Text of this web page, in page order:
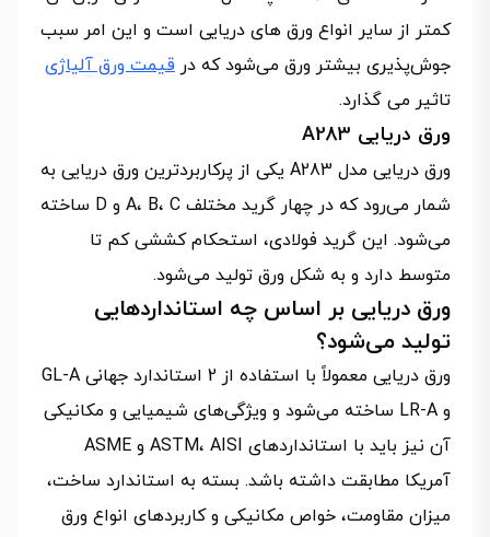
کمتر از سایر انواع ورق های دریایی است و این امر سبب
جوش‌پذیری بیشتر ورق می‌شود که در قیمت ورق آلیاژی
تاثیر می گذارد.
ورق دریایی A283
ورق دریایی مدل A283 یکی از پرکاربردترین ورق دریایی به
شمار می‌رود که در چهار گرید مختلف A، B، C و D ساخته
می‌شود. این گرید فولادی، استحکام کششی کم تا
متوسط دارد و به شکل ورق تولید می‌شود.
ورق دریایی بر اساس چه استانداردهایی
تولید می‌شود؟
ورق دریایی معمولاً با استفاده از 2 استاندارد جهانی GL-A
و LR-A ساخته می‌شود و ویژگی‌های شیمیایی و مکانیکی
آن نیز باید با استانداردهای ASTM، AISI و ASME
آمریکا مطابقت داشته باشد. بسته به استاندارد ساخت،
میزان مقاومت، خواص مکانیکی و کاربردهای انواع ورق